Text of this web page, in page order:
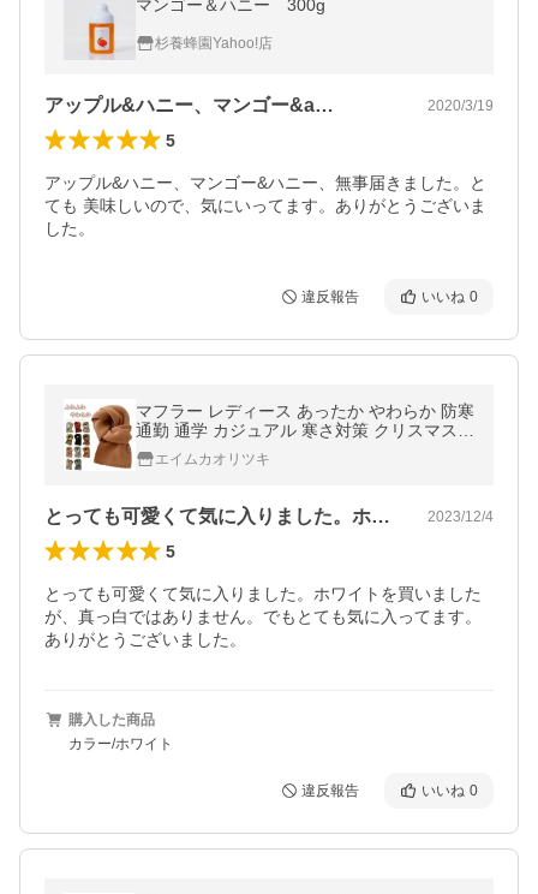
マンゴー＆ハニー 300g
杉養蜂園Yahoo!店
アップル&ハニー、マンゴー&a… 2020/3/19
5
アップル&ハニー、マンゴー&ハニー、無事届きました。と
ても 美味しいので、気にいってます。ありがとうございま
した。
違反報告 いいね 0
マフラー レディース あったか やわらか 防寒
通勤 通学 カジュアル 寒さ対策 クリスマスプ
レゼント 短め 短い
エイムカオリツキ
とっても可愛くて気に入りました。ホワイ… 2023/12/4
5
とっても可愛くて気に入りました。ホワイトを買いました
が、真っ白ではありません。でもとても気に入ってます。
ありがとうございました。
購入した商品
カラー/ホワイト
違反報告 いいね 0